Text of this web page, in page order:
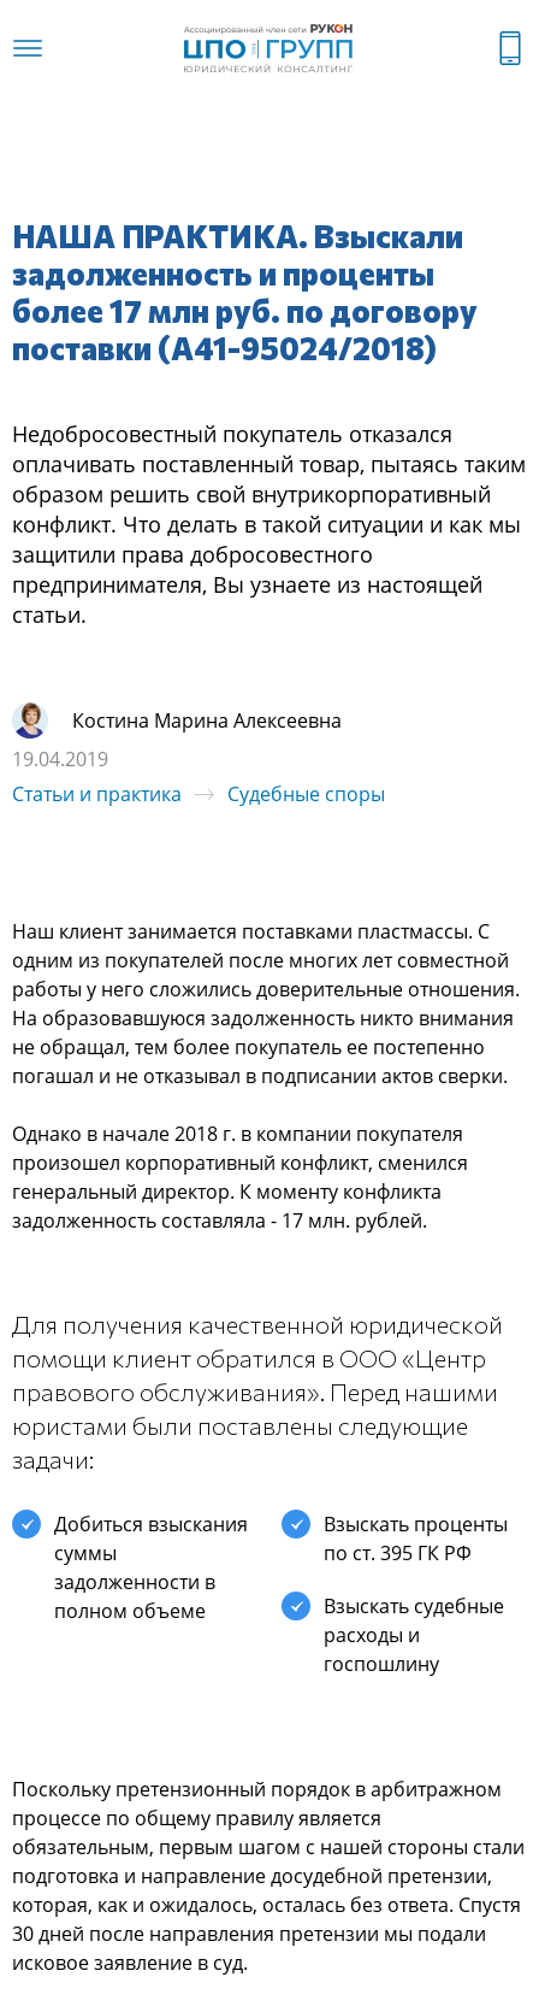
НАША ПРАКТИКА. Взыскали
задолженность и проценты
более 17 млн руб. по договору
поставки (А41-95024/2018)
Недобросовестный покупатель отказался
оплачивать поставленный товар, пытаясь таким
образом решить свой внутрикорпоративный
конфликт. Что делать в такой ситуации и как мы
защитили права добросовестного
предпринимателя, Вы узнаете из настоящей
статьи.
Костина Марина Алексеевна
19.04.2019
Статьи и практика
Судебные споры
Наш клиент занимается поставками пластмассы. С
одним из покупателей после многих лет совместной
работы у него сложились доверительные отношения.
На образовавшуюся задолженность никто внимания
не обращал, тем более покупатель ее постепенно
погашал и не отказывал в подписании актов сверки.
Однако в начале 2018 г. в компании покупателя
произошел корпоративный конфликт, сменился
генеральный директор. К моменту конфликта
задолженность составляла - 17 млн. рублей.
Для получения качественной юридической
помощи клиент обратился в ООО «Центр
правового обслуживания». Перед нашими
юристами были поставлены следующие
задачи:
Добиться взыскания
суммы
задолженности в
полном объеме
Взыскать проценты
по ст. 395 ГК РФ
Взыскать судебные
расходы и
госпошлину
Поскольку претензионный порядок в арбитражном
процессе по общему правилу является
обязательным, первым шагом с нашей стороны стали
подготовка и направление досудебной претензии,
которая, как и ожидалось, осталась без ответа. Спустя
30 дней после направления претензии мы подали
исковое заявление в суд.